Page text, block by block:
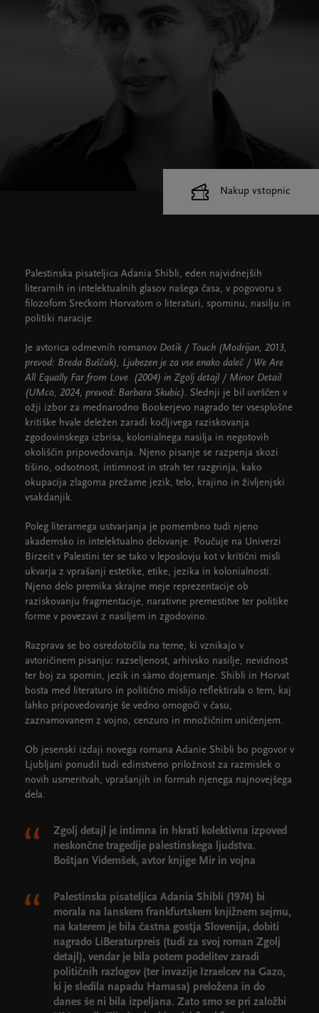
Palestinska pisateljica Adania Shibli, eden najvidnejših
literarnih in intelektualnih glasov našega časa, v pogovoru s
filozofom Srećkom Horvatom o literaturi, spominu, nasilju in
politiki naracije.
Je avtorica odmevnih romanov Dotik / Touch (Modrijan, 2013,
prevod: Breda Buščak), Ljubezen je za vse enako daleč / We Are
All Equally Far from Love (2004) in Zgolj detajl / Minor Detail
(UMco, 2024, prevod: Barbara Skubic). Slednji je bil uvrščen v
ožji izbor za mednarodno Bookerjevo nagrado ter vsesplošne
kritiške hvale deležen zaradi kočljivega raziskovanja
zgodovinskega izbrisa, kolonialnega nasilja in negotovih
okoliščin pripovedovanja. Njeno pisanje se razpenja skozi
tišino, odsotnost, intimnost in strah ter razgrinja, kako
okupacija zlagoma prežame jezik, telo, krajino in življenjski
vsakdanjik.
Poleg literarnega ustvarjanja je pomembno tudi njeno
akademsko in intelektualno delovanje. Poučuje na Univerzi
Birzeit v Palestini ter se tako v leposlovju kot v kritični misli
ukvarja z vprašanji estetike, etike, jezika in kolonialnosti.
Njeno delo premika skrajne meje reprezentacije ob
raziskovanju fragmentacije, narativne premestitve ter politike
forme v povezavi z nasiljem in zgodovino.
Razprava se bo osredotočila na teme, ki vznikajo v
avtoričinem pisanju: razseljenost, arhivsko nasilje, nevidnost
ter boj za spomin, jezik in sàmo dojemanje. Shibli in Horvat
bosta med literaturo in politično mislijo reflektirala o tem, kaj
lahko pripovedovanje še vedno omogoči v času,
zaznamovanem z vojno, cenzuro in množičnim uničenjem.
Ob jesenski izdaji novega romana Adanie Shibli bo pogovor v
Ljubljani ponudil tudi edinstveno priložnost za razmislek o
novih usmeritvah, vprašanjih in formah njenega najnovejšega
dela.
Zgolj detajl je intimna in hkrati kolektivna izpoved
neskončne tragedije palestinskega ljudstva.
Boštjan Videmšek, avtor knjige Mir in vojna
Palestinska pisateljica Adania Shibli (1974) bi
morala na lanskem frankfurtskem knjižnem sejmu,
na katerem je bila častna gostja Slovenija, dobiti
nagrado LiBeraturpreis (tudi za svoj roman Zgolj
detajl), vendar je bila potem podelitev zaradi
političnih razlogov (ter invazije Izraelcev na Gazo,
ki je sledila napadu Hamasa) preložena in do
danes še ni bila izpeljana. Zato smo se pri založbi
Nakup vstopnic